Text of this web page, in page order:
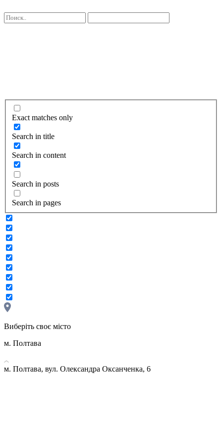
Exact matches only
Search in title
Search in content
Search in posts
Search in pages
Виберіть своє місто
м. Полтава
м. Полтава, вул. Олександра Оксанченка, 6